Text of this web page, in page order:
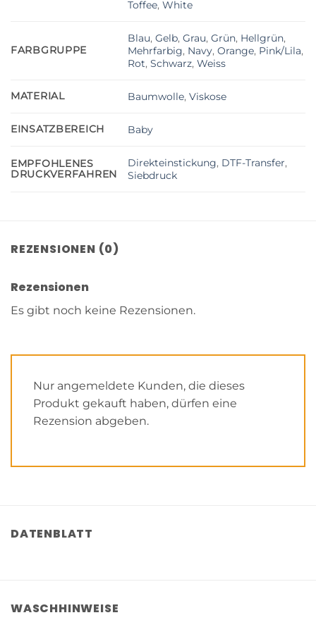
Toffee,White
FARBGRUPPE
Blau,Gelb,Grau,Grün, Hellgrün,
Mehrfarbig, Navy,Orange, Pink/Lila,
Rot,Schwarz,Weiss
MATERIAL Baumwolle,Viskose
EINSATZBEREICH Baby
EMPFOHLENES
DRUCKVERFAHREN
Direkteinstickung, DTF-Transfer,
Siebdruck
REZENSIONEN (0)
Rezensionen
Es gibt noch keine Rezensionen.
Nur angemeldete Kunden, die dieses
Produkt gekauft haben, dürfen eine
Rezension abgeben.
DATENBLATT
WASCHHINWEISE